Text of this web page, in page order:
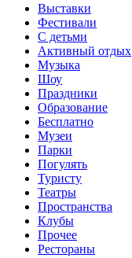
Выставки
Фестивали
С детьми
Активный отдых
Музыка
Шоу
Праздники
Образование
Бесплатно
Музеи
Парки
Погулять
Туристу
Театры
Пространства
Клубы
Прочее
Рестораны